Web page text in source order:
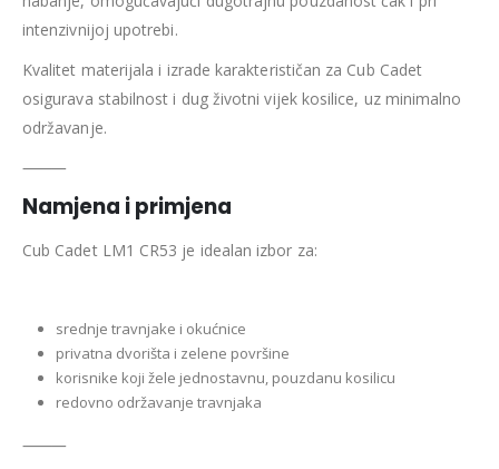
intenzivnijoj upotrebi.
Kvalitet materijala i izrade karakterističan za Cub Cadet
osigurava stabilnost i dug životni vijek kosilice, uz minimalno
održavanje.
⸻
Namjena i primjena
Cub Cadet LM1 CR53 je idealan izbor za:
srednje travnjake i okućnice
privatna dvorišta i zelene površine
korisnike koji žele jednostavnu, pouzdanu kosilicu
redovno održavanje travnjaka
⸻